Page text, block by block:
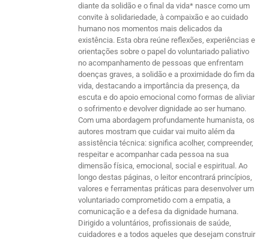
diante da solidão e o final da vida* nasce como um
convite à solidariedade, à compaixão e ao cuidado
humano nos momentos mais delicados da
existência. Esta obra reúne reflexões, experiências e
orientações sobre o papel do voluntariado paliativo
no acompanhamento de pessoas que enfrentam
doenças graves, a solidão e a proximidade do fim da
vida, destacando a importância da presença, da
escuta e do apoio emocional como formas de aliviar
o sofrimento e devolver dignidade ao ser humano.
Com uma abordagem profundamente humanista, os
autores mostram que cuidar vai muito além da
assistência técnica: significa acolher, compreender,
respeitar e acompanhar cada pessoa na sua
dimensão física, emocional, social e espiritual. Ao
longo destas páginas, o leitor encontrará princípios,
valores e ferramentas práticas para desenvolver um
voluntariado comprometido com a empatia, a
comunicação e a defesa da dignidade humana.
Dirigido a voluntários, profissionais de saúde,
cuidadores e a todos aqueles que desejam construir